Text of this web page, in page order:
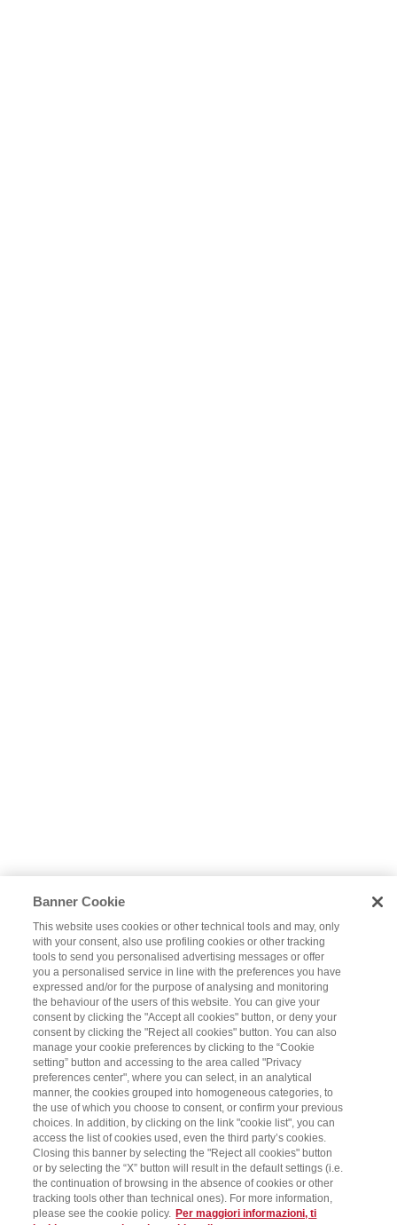
Banner Cookie
This website uses cookies or other technical tools and may, only
with your consent, also use profiling cookies or other tracking
tools to send you personalised advertising messages or offer
you a personalised service in line with the preferences you have
expressed and/or for the purpose of analysing and monitoring
the behaviour of the users of this website. You can give your
consent by clicking the "Accept all cookies" button, or deny your
consent by clicking the "Reject all cookies" button. You can also
manage your cookie preferences by clicking to the “Cookie
setting” button and accessing to the area called "Privacy
preferences center", where you can select, in an analytical
manner, the cookies grouped into homogeneous categories, to
the use of which you choose to consent, or confirm your previous
choices. In addition, by clicking on the link "cookie list", you can
access the list of cookies used, even the third party’s cookies.
Closing this banner by selecting the "Reject all cookies" button
or by selecting the “X” button will result in the default settings (i.e.
the continuation of browsing in the absence of cookies or other
tracking tools other than technical ones). For more information,
please see the cookie policy. Per maggiori informazioni, ti